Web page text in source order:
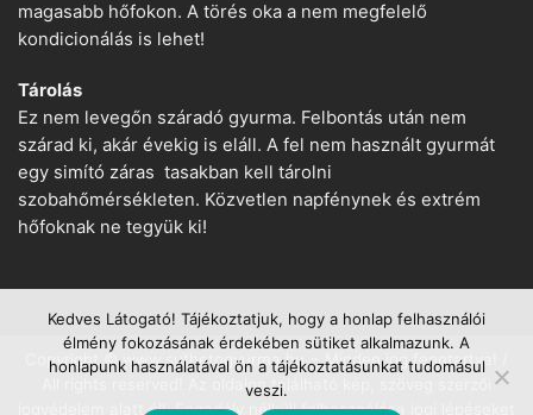
magasabb hőfokon. A törés oka a nem megfelelő
kondicionálás is lehet!
Tárolás
Ez nem levegőn száradó gyurma. Felbontás után nem
szárad ki, akár évekig is eláll. A fel nem használt gyurmát
egy simító záras tasakban kell tárolni
szobahőmérsékleten. Közvetlen napfénynek és extrém
hőfoknak ne tegyük ki!
Copyright © www.suthetogyurma.hu − Minden jog fenntartva! /
All rights reserved! Az oldalon található kép, szöveg szerzői
jogvédelem alatt áll. Engedély nélküli felhasználása jogi lépéseket
Kedves Látogató! Tájékoztatjuk, hogy a honlap felhasználói
élmény fokozásának érdekében sütiket alkalmazunk. A
honlapunk használatával ön a tájékoztatásunkat tudomásul
veszi.